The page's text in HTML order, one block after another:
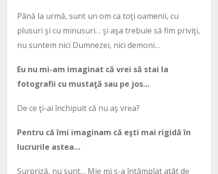
Până la urmă, sunt un om ca toţi oamenii, cu
plusuri şi cu minusuri… şi aşa trebuie să fim priviţi,
nu suntem nici Dumnezei, nici demoni…
Eu nu mi-am imaginat că vrei să stai la
fotografii cu mustaţă sau pe jos…
De ce ţi-ai închipuit că nu aş vrea?
Pentru că îmi imaginam că eşti mai rigidă în
lucrurile astea…
Surpriză, nu sunt… Mie mi s-a întâmplat atât de